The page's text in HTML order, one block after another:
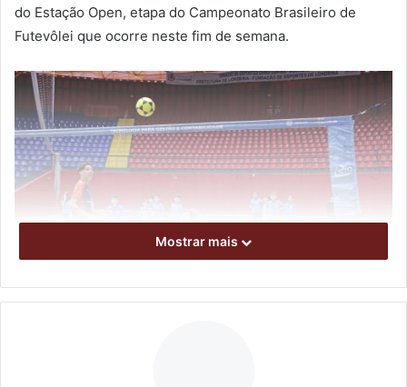
do Estação Open, etapa do Campeonato Brasileiro de
Futevôlei que ocorre neste fim de semana.
Mostrar mais